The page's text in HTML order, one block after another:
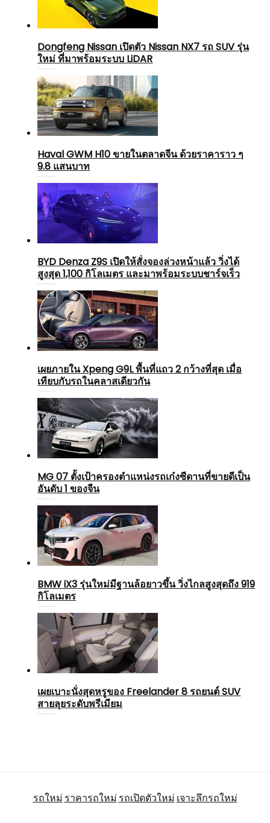
Dongfeng Nissan เปิดตัว Nissan NX7 รถ SUV รุ่น
ใหม่ ที่มาพร้อมระบบ LiDAR
Haval GWM H10 ขายในตลาดจีน ด้วยราคาราว ๆ
9.8 แสนบาท
BYD Denza Z9S เปิดให้สั่งจองล่วงหน้าแล้ว วิ่งได้
สูงสุด 1,100 กิโลเมตร และมาพร้อมระบบชาร์จเร็ว
เผยภายใน Xpeng G9L พื้นที่แถว 2 กว้างที่สุด เมื่อ
เทียบกับรถในคลาสเดียวกัน
MG 07 ตั้งเป้าครองตำแหน่งรถเก๋งซีดานที่ขายดีเป็น
อันดับ 1 ของจีน
BMW iX3 รุ่นใหม่มีฐานล้อยาวขึ้น วิ่งไกลสูงสุดถึง 919
กิโลเมตร
เผยเบาะนั่งสุดหรูของ Freelander 8 รถยนต์ SUV
สายลุยระดับพรีเมียม
รถใหม่ ราคารถใหม่ รถเปิดตัวใหม่ เจาะลึกรถใหม่